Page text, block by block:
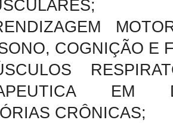
COGNIÇÃO E
EM
CRÔNICAS;